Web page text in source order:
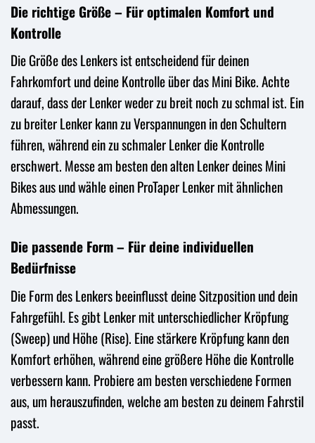
Die richtige Größe – Für optimalen Komfort und
Kontrolle
Die Größe des Lenkers ist entscheidend für deinen
Fahrkomfort und deine Kontrolle über das Mini Bike. Achte
darauf, dass der Lenker weder zu breit noch zu schmal ist. Ein
zu breiter Lenker kann zu Verspannungen in den Schultern
führen, während ein zu schmaler Lenker die Kontrolle
erschwert. Messe am besten den alten Lenker deines Mini
Bikes aus und wähle einen ProTaper Lenker mit ähnlichen
Abmessungen.
Die passende Form – Für deine individuellen
Bedürfnisse
Die Form des Lenkers beeinflusst deine Sitzposition und dein
Fahrgefühl. Es gibt Lenker mit unterschiedlicher Kröpfung
(Sweep) und Höhe (Rise). Eine stärkere Kröpfung kann den
Komfort erhöhen, während eine größere Höhe die Kontrolle
verbessern kann. Probiere am besten verschiedene Formen
aus, um herauszufinden, welche am besten zu deinem Fahrstil
passt.